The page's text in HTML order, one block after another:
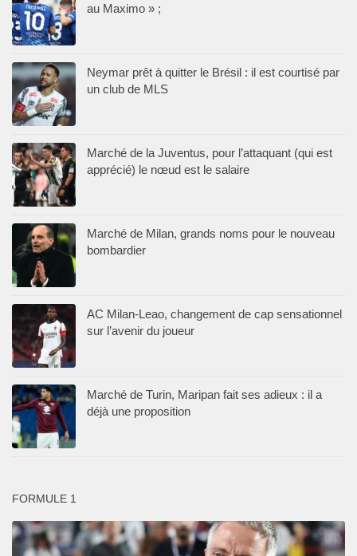
au Maximo » ;
Neymar prêt à quitter le Brésil : il est courtisé par
un club de MLS
Marché de la Juventus, pour l’attaquant (qui est
apprécié) le nœud est le salaire
Marché de Milan, grands noms pour le nouveau
bombardier
AC Milan-Leao, changement de cap sensationnel
sur l’avenir du joueur
Marché de Turin, Maripan fait ses adieux : il a
déjà une proposition
FORMULE 1